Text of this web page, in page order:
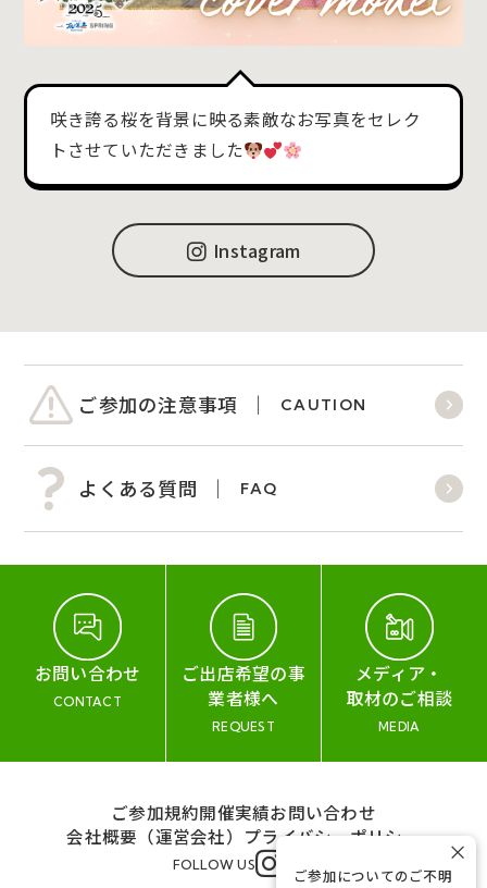
咲き誇る桜を背景に映る素敵なお写真をセレク
トさせていただきました
Instagram
ご参加の注意事項 CAUTION
よくある質問 FAQ
お問い合わせ
CONTACT
ご出店希望の事
業者様へ
REQUEST
メディア・
取材のご相談
MEDIA
ご参加規約開催実績お問い合わせ
会社概要（運営会社） プライバシーポリシー
FOLLOW US
ご参加についてのご不明
×